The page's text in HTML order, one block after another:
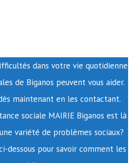
dans votre vie quotidienne
de Biganos peuvent vous aider.
maintenant en les contactant.
sociale MAIRIE Biganos est là
variété de problèmes sociaux?
dessous pour savoir comment les